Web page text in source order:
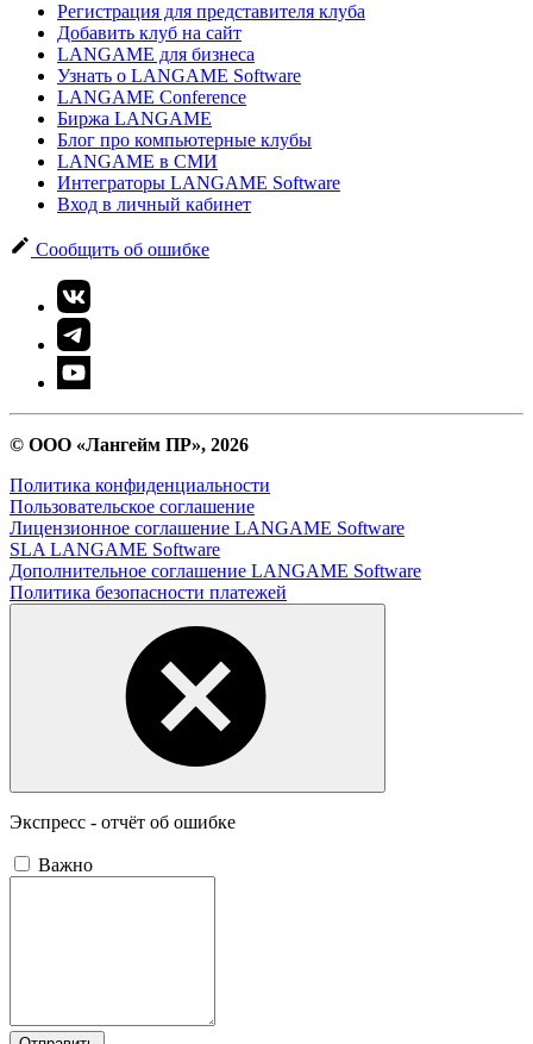
Регистрация для представителя клуба
Добавить клуб на сайт
LANGAME для бизнеса
Узнать о LANGAME Software
LANGAME Conference
Биржа LANGAME
Блог про компьютерные клубы
LANGAME в СМИ
Интеграторы LANGAME Software
Вход в личный кабинет
Сообщить об ошибке
© ООО «Лангейм ПР», 2026
Политика конфиденциальности
Пользовательское соглашение
Лицензионное соглашение LANGAME Software
SLA LANGAME Software
Дополнительное соглашение LANGAME Software
Политика безопасности платежей
Экспресс - отчёт об ошибке
Важно